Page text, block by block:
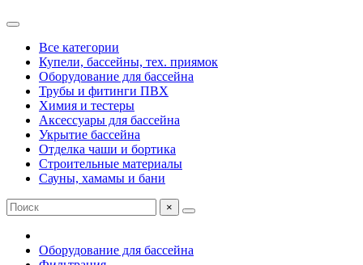
Все категории
Купели, бассейны, тех. приямок
Оборудование для бассейна
Трубы и фитинги ПВХ
Химия и тестеры
Аксессуары для бассейна
Укрытие бассейна
Отделка чаши и бортика
Строительные материалы
Сауны, хамамы и бани
×
Оборудование для бассейна